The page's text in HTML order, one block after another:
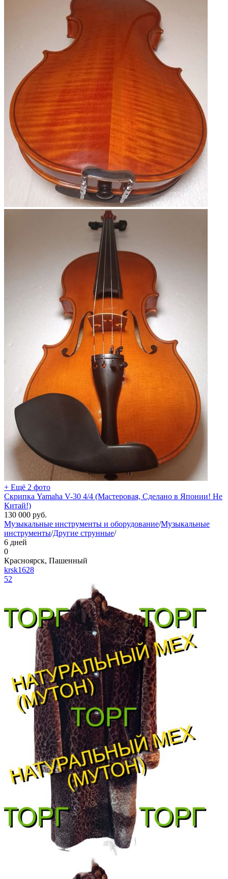
+ Ещё 2 фото
Скрипка Yamaha V-30 4/4 (Мастеровая, Сделано в Японии! Не
Китай!)
130 000 руб.
Музыкальные инструменты и оборудование/Музыкальные
инструменты/Другие струнные/
6 дней
0
Красноярск, Пашенный
krsk1628
52